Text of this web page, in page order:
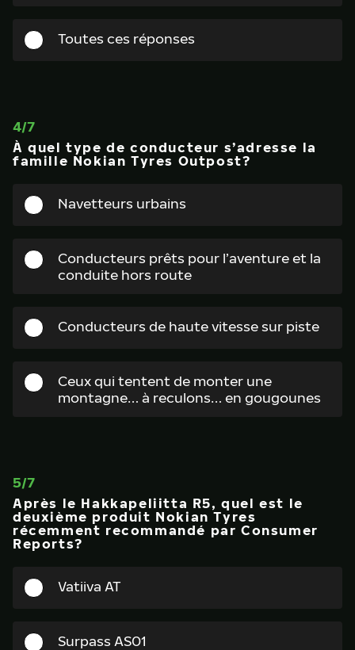
Toutes ces réponses
4/7
À quel type de conducteur s’adresse la
famille Nokian Tyres Outpost?
Navetteurs urbains
Conducteurs prêts pour l’aventure et la
conduite hors route
Conducteurs de haute vitesse sur piste
Ceux qui tentent de monter une
montagne… à reculons… en gougounes
5/7
Après le Hakkapeliitta R5, quel est le
deuxième produit Nokian Tyres
récemment recommandé par Consumer
Reports?
Vatiiva AT
Surpass AS01